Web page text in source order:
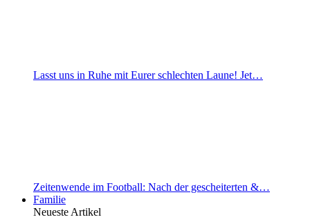
Lasst uns in Ruhe mit Eurer schlechten Laune! Jet…
Zeitenwende im Football: Nach der gescheiterten &…
Familie
Neueste Artikel